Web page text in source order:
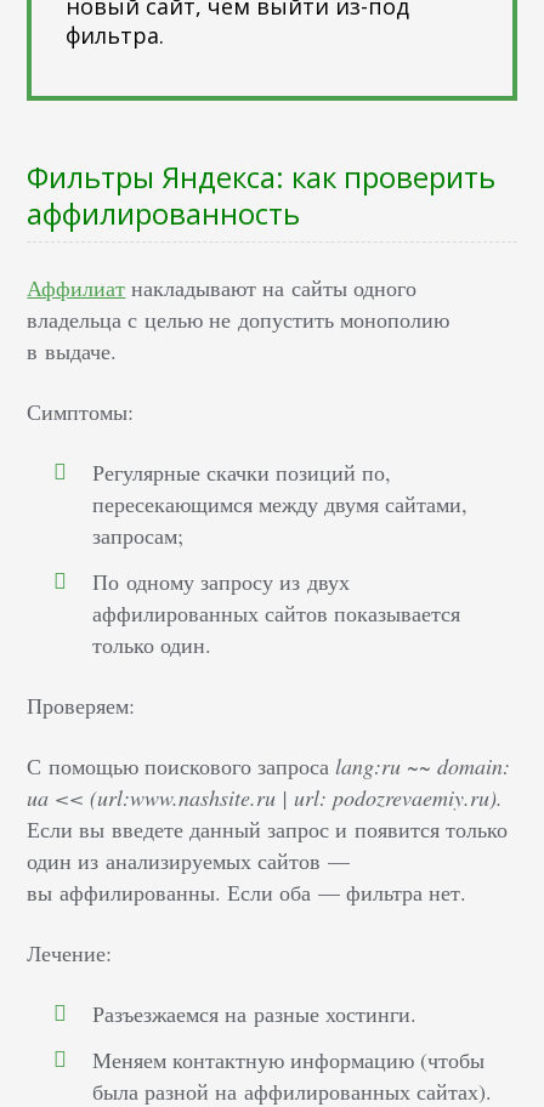
фильтра.
Фильтры Яндекса: как проверить
аффилированность
Аффилиат накладывают на сайты одного
владельца с целью не допустить монополию
в выдаче.
Симптомы:
Регулярные скачки позиций по,
пересекающимся между двумя сайтами,
запросам;
По одному запросу из двух
аффилированных сайтов показывается
только один.
Проверяем:
С помощью поискового запроса lang:ru ~~ domain:
ua << (url:www.nashsite.ru | url: podozrevaemiy.ru).
Если вы введете данный запрос и появится только
один из анализируемых сайтов —
вы аффилированны. Если оба — фильтра нет.
Лечение:
Разъезжаемся на разные хостинги.
Меняем контактную информацию (чтобы
была разной на аффилированных сайтах).